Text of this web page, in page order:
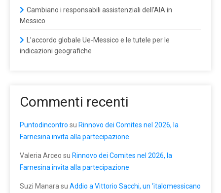
Cambiano i responsabili assistenziali dell’AIA in
Messico
L’accordo globale Ue-Messico e le tutele per le
indicazioni geografiche
Commenti recenti
Puntodincontro su Rinnovo dei Comites nel 2026, la
Farnesina invita alla partecipazione
Valeria Arceo su Rinnovo dei Comites nel 2026, la
Farnesina invita alla partecipazione
Suzi Manara su Addio a Vittorio Sacchi, un ‘italomessicano